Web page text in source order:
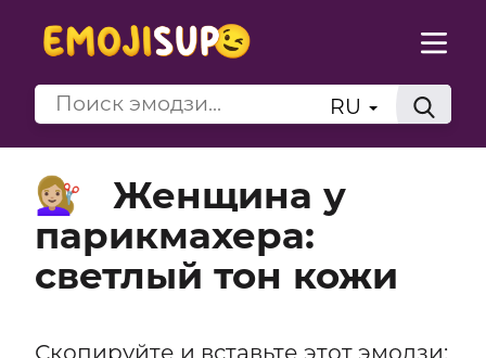
RU
💇🏼‍♀️
Женщина у
парикмахера:
светлый тон кожи
Скопируйте и вставьте этот эмодзи: